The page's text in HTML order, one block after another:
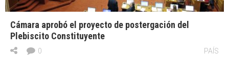
Cámara aprobó el proyecto de postergación del
Plebiscito Constituyente
PAÍS
0